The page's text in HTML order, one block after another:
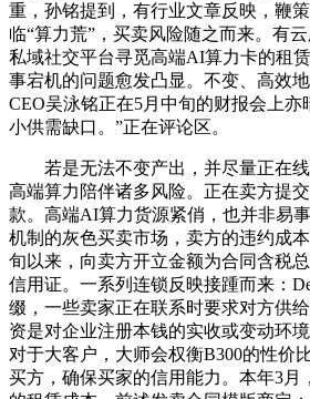
重，孙铭提到，有行业文章反映，鞭
临“算力荒”，买卖风险随之而来。有
私域社交平台寻觅高端AI算力卡的租
事宕机的问题愈发凸显。不变、高效
CEO吴泳铭正在5月中旬的财报会上
小供需缺口。”正在评论区。
若是无法不变产出，并尽量正在线
高端算力陪伴诸多风险。正在卖方提
款。高端AI算力货源紧俏，也并非易
机制的灰色买卖市场，卖方的违约成
旬以来，向卖方开立金额为合同含税
信用证。一系列连锁反映接踵而来：
缀，一些卖家正在联系时要求对方供
资是对企业注册本钱的实收或变动环
对于大客户，大师会权衡B300的性价
买方，确保买家的信用能力。本年3月